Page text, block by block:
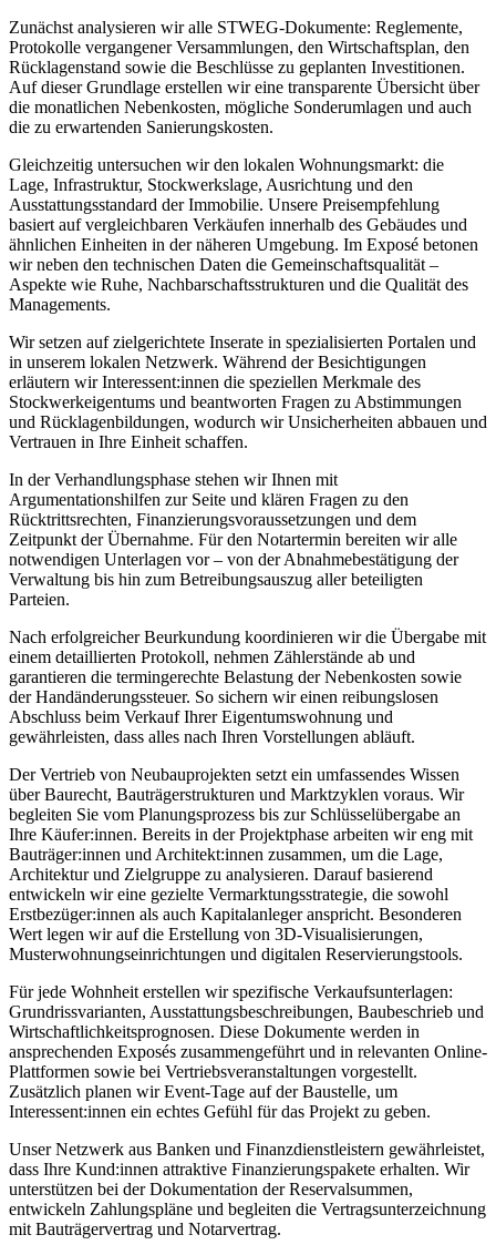
Zunächst analysieren wir alle STWEG-Dokumente: Reglemente,
Protokolle vergangener Versammlungen, den Wirtschaftsplan, den
Rücklagenstand sowie die Beschlüsse zu geplanten Investitionen.
Auf dieser Grundlage erstellen wir eine transparente Übersicht über
die monatlichen Nebenkosten, mögliche Sonderumlagen und auch
die zu erwartenden Sanierungskosten.
Gleichzeitig untersuchen wir den lokalen Wohnungsmarkt: die
Lage, Infrastruktur, Stockwerkslage, Ausrichtung und den
Ausstattungsstandard der Immobilie. Unsere Preisempfehlung
basiert auf vergleichbaren Verkäufen innerhalb des Gebäudes und
ähnlichen Einheiten in der näheren Umgebung. Im Exposé betonen
wir neben den technischen Daten die Gemeinschaftsqualität –
Aspekte wie Ruhe, Nachbarschaftsstrukturen und die Qualität des
Managements.
Wir setzen auf zielgerichtete Inserate in spezialisierten Portalen und
in unserem lokalen Netzwerk. Während der Besichtigungen
erläutern wir Interessent:innen die speziellen Merkmale des
Stockwerkeigentums und beantworten Fragen zu Abstimmungen
und Rücklagenbildungen, wodurch wir Unsicherheiten abbauen und
Vertrauen in Ihre Einheit schaffen.
In der Verhandlungsphase stehen wir Ihnen mit
Argumentationshilfen zur Seite und klären Fragen zu den
Rücktrittsrechten, Finanzierungsvoraussetzungen und dem
Zeitpunkt der Übernahme. Für den Notartermin bereiten wir alle
notwendigen Unterlagen vor – von der Abnahmebestätigung der
Verwaltung bis hin zum Betreibungsauszug aller beteiligten
Parteien.
Nach erfolgreicher Beurkundung koordinieren wir die Übergabe mit
einem detaillierten Protokoll, nehmen Zählerstände ab und
garantieren die termingerechte Belastung der Nebenkosten sowie
der Handänderungssteuer. So sichern wir einen reibungslosen
Abschluss beim Verkauf Ihrer Eigentumswohnung und
gewährleisten, dass alles nach Ihren Vorstellungen abläuft.
Der Vertrieb von Neubauprojekten setzt ein umfassendes Wissen
über Baurecht, Bauträgerstrukturen und Marktzyklen voraus. Wir
begleiten Sie vom Planungsprozess bis zur Schlüsselübergabe an
Ihre Käufer:innen. Bereits in der Projektphase arbeiten wir eng mit
Bauträger:innen und Architekt:innen zusammen, um die Lage,
Architektur und Zielgruppe zu analysieren. Darauf basierend
entwickeln wir eine gezielte Vermarktungsstrategie, die sowohl
Erstbezüger:innen als auch Kapitalanleger anspricht. Besonderen
Wert legen wir auf die Erstellung von 3D-Visualisierungen,
Musterwohnungseinrichtungen und digitalen Reservierungstools.
Für jede Wohnheit erstellen wir spezifische Verkaufsunterlagen:
Grundrissvarianten, Ausstattungsbeschreibungen, Baubeschrieb und
Wirtschaftlichkeitsprognosen. Diese Dokumente werden in
ansprechenden Exposés zusammengeführt und in relevanten Online-
Plattformen sowie bei Vertriebsveranstaltungen vorgestellt.
Zusätzlich planen wir Event-Tage auf der Baustelle, um
Interessent:innen ein echtes Gefühl für das Projekt zu geben.
Unser Netzwerk aus Banken und Finanzdienstleistern gewährleistet,
dass Ihre Kund:innen attraktive Finanzierungspakete erhalten. Wir
unterstützen bei der Dokumentation der Reservalsummen,
entwickeln Zahlungspläne und begleiten die Vertragsunterzeichnung
mit Bauträgervertrag und Notarvertrag.